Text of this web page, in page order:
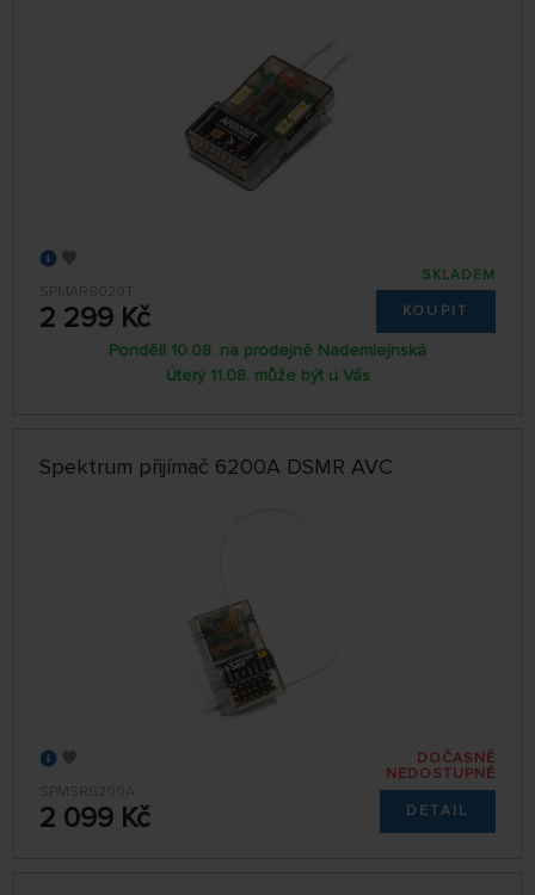
SPMAR8020T
2 299 Kč
SKLADEM
KOUPIT
Pondělí 10.08. na prodejně Nademlejnská
Úterý 11.08. může být u Vás
Spektrum přijímač 6200A DSMR AVC
SPMSR6200A
2 099 Kč
DOČASNĚ
NEDOSTUPNÉ
DETAIL